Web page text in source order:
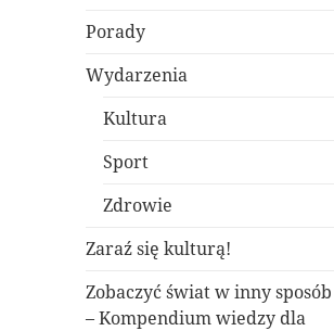
Porady
Wydarzenia
Kultura
Sport
Zdrowie
Zaraź się kulturą!
Zobaczyć świat w inny sposób
– Kompendium wiedzy dla